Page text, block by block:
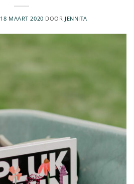
18 MAART 2020 DOOR JENNITA